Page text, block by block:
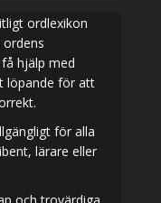
ordlexikon
ordens
hjälp med
löpande för att
för alla
lärare eller